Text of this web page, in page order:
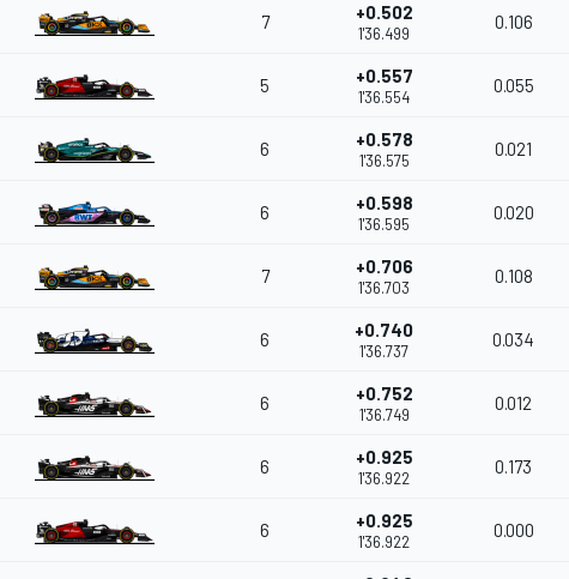
7 +0.502
1'36.499
0.106
5 +0.557
1'36.554
0.055
6 +0.578
1'36.575
0.021
6 +0.598
1'36.595
0.020
7 +0.706
1'36.703
0.108
6 +0.740
1'36.737
0.034
6 +0.752
1'36.749
0.012
6 +0.925
1'36.922
0.173
6 +0.925
1'36.922
0.000